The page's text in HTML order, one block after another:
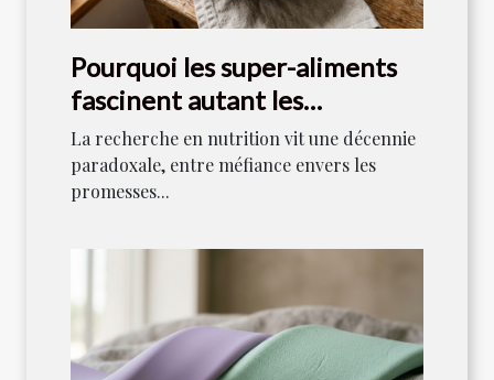
Pourquoi les super-aliments
fascinent autant les
scientifiques aujourd’hui
La recherche en nutrition vit une décennie
paradoxale, entre méfiance envers les
promesses...